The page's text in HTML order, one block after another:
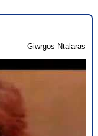
Giwrgos Ntalaras